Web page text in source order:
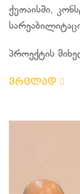
ქუთაისში,
პროექტის
ვრცლად